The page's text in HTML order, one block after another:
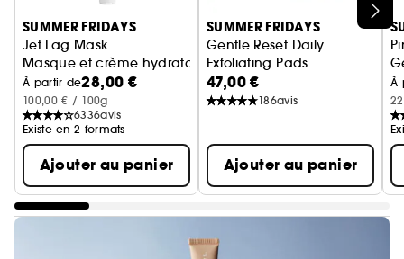
Ignorer le carrousel produits
SUMMER FRIDAYS
Jet Lag Mask
Masque et crème hydratant visage
À partir de28,00 €
100,00 € / 100g
6336avis
Existe en 2 formats
Ajouter au panier
SUMMER FRIDAYS
Gentle Reset Daily
Exfoliating Pads
Disque exfoliant visage
47,00 €
186avis
Ajouter au panier
À